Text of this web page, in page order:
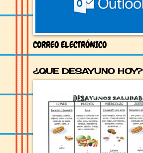
CORREO ELECTRÓNICO
¿QUE DESAYUNO HOY?